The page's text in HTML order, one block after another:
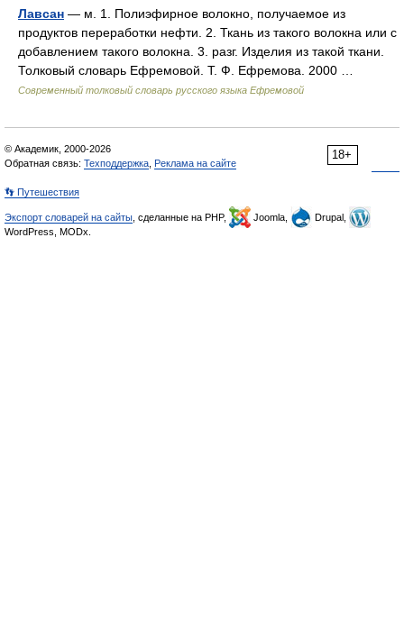
Лавсан — м. 1. Полиэфирное волокно, получаемое из
продуктов переработки нефти. 2. Ткань из такого волокна или с
добавлением такого волокна. 3. разг. Изделия из такой ткани.
Толковый словарь Ефремовой. Т. Ф. Ефремова. 2000 …
Современный толковый словарь русского языка Ефремовой
18+
© Академик, 2000-2026
Обратная связь: Техподдержка Реклама на сайте
👣 Путешествия
Экспорт словарей на сайты , сделанные на PHP, Joomla,
Drupal,
WordPress, MODx.